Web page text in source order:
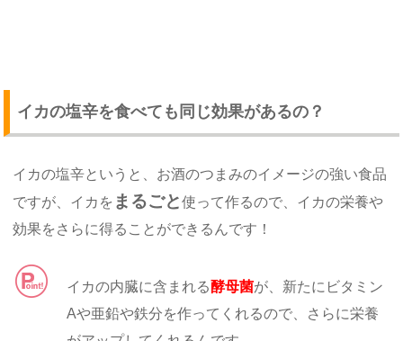
イカの塩辛を食べても同じ効果があるの？
イカの塩辛というと、お酒のつまみのイメージの強い食品
ですが、イカを まるごと使って作るので、イカの栄養や
効果をさらに得ることができるんです！
イカの内臓に含まれる酵母菌が、新たにビタミン
Aや亜鉛や鉄分を作ってくれるので、さらに栄養